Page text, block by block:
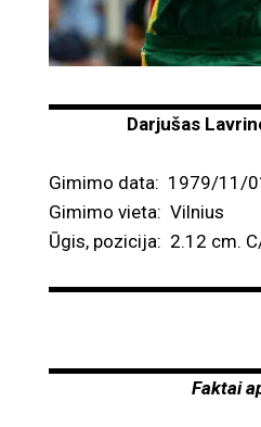
Darjušas
Gimimo data: 1979/11/
Gimimo vieta: Vilnius
Ūgis, pozicija: 2.12 cm.
Faktai